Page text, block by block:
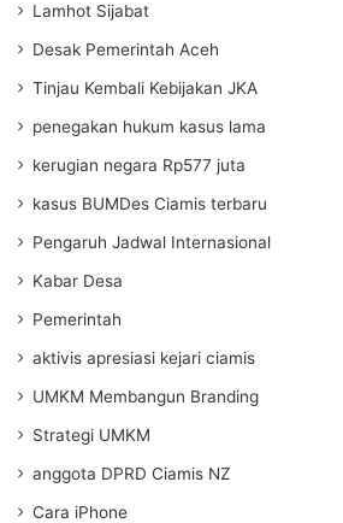
Lamhot Sijabat
Desak Pemerintah Aceh
Tinjau Kembali Kebijakan JKA
penegakan hukum kasus lama
kerugian negara Rp577 juta
kasus BUMDes Ciamis terbaru
Pengaruh Jadwal Internasional
Kabar Desa
Pemerintah
aktivis apresiasi kejari ciamis
UMKM Membangun Branding
Strategi UMKM
anggota DPRD Ciamis NZ
Cara iPhone